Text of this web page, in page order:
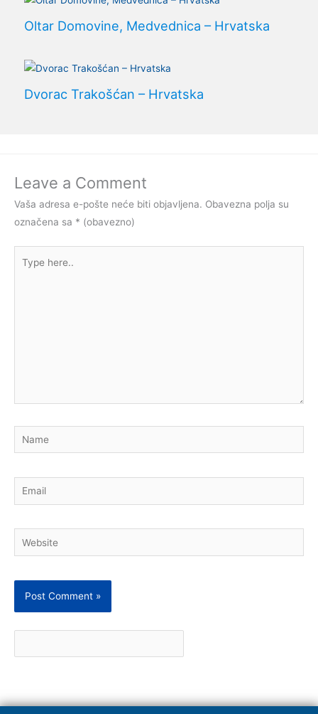
Oltar Domovine, Medvednica – Hrvatska
Dvorac Trakošćan – Hrvatska
Leave a Comment
Vaša adresa e-pošte neće biti objavljena. Obavezna polja su
označena sa * (obavezno)
here..
Name
Email
Website